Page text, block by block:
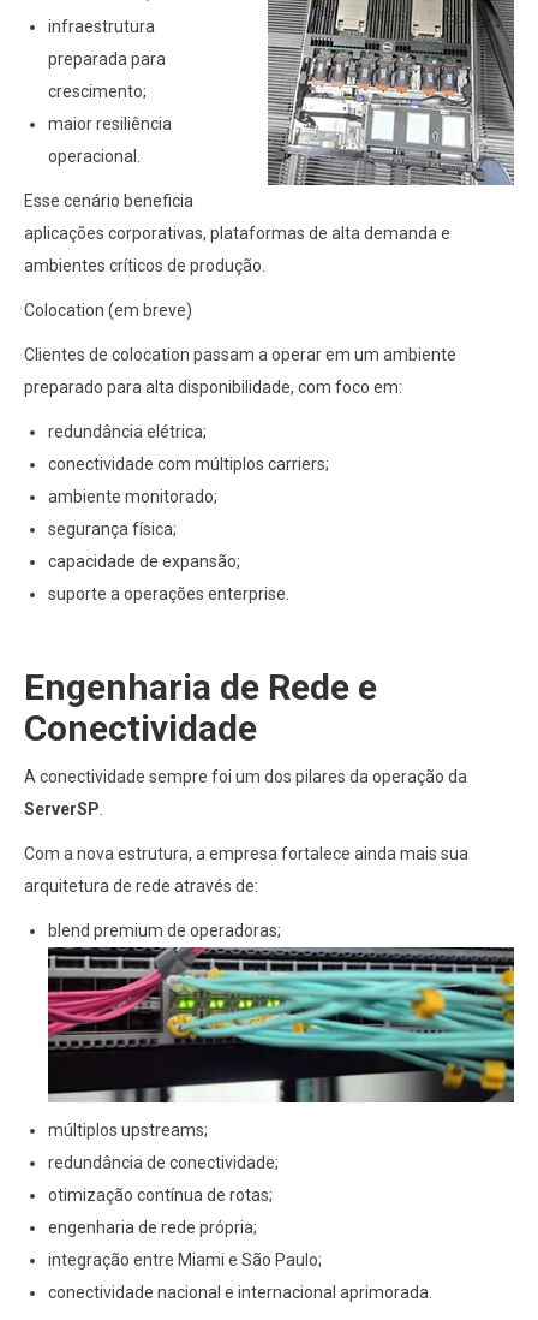
infraestrutura
preparada para
crescimento;
maior resiliência
operacional.
Esse cenário beneficia
aplicações corporativas, plataformas de alta demanda e
ambientes críticos de produção.
Colocation (em breve)
Clientes de colocation passam a operar em um ambiente
preparado para alta disponibilidade, com foco em:
redundância elétrica;
conectividade com múltiplos carriers;
ambiente monitorado;
segurança física;
capacidade de expansão;
suporte a operações enterprise.
Engenharia de Rede e
Conectividade
A conectividade sempre foi um dos pilares da operação da
ServerSP.
Com a nova estrutura, a empresa fortalece ainda mais sua
arquitetura de rede através de:
blend premium de operadoras;
múltiplos upstreams;
redundância de conectividade;
otimização contínua de rotas;
engenharia de rede própria;
integração entre Miami e São Paulo;
conectividade nacional e internacional aprimorada.